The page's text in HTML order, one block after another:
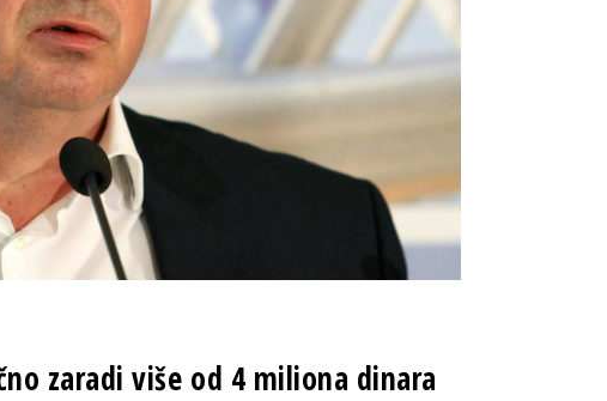
zaradi više od 4 miliona dinara